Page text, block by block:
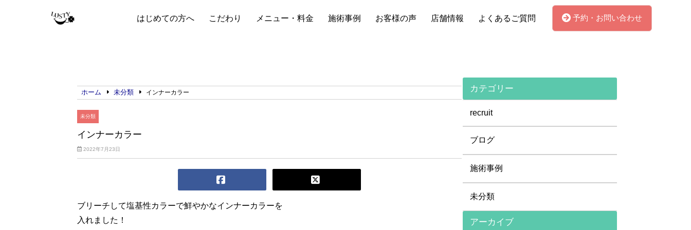
はじめての方へ こだわり メニュー・料金 施術事例 お客様の声 店舗情報 よくあるご質問 予約・お問い合わせ
ホーム 未分類 インナーカラー
未分類
インナーカラー
2022年7月23日
ブリーチして塩基性カラーで鮮やかなインナーカラーを
入れました！
カテゴリー
recruit
ブログ
施術事例
未分類
アーカイブ